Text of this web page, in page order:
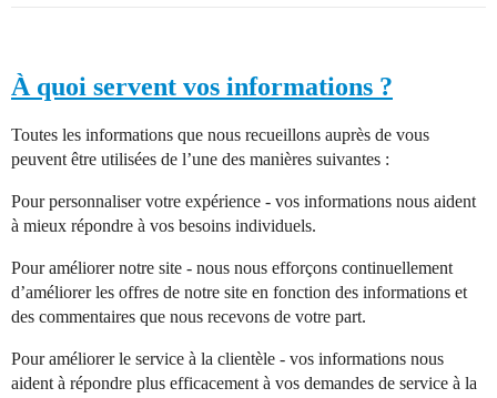
À quoi servent vos informations ?
Toutes les informations que nous recueillons auprès de vous
peuvent être utilisées de l’une des manières suivantes :
Pour personnaliser votre expérience - vos informations nous aident
à mieux répondre à vos besoins individuels.
Pour améliorer notre site - nous nous efforçons continuellement
d’améliorer les offres de notre site en fonction des informations et
des commentaires que nous recevons de votre part.
Pour améliorer le service à la clientèle - vos informations nous
aident à répondre plus efficacement à vos demandes de service à la